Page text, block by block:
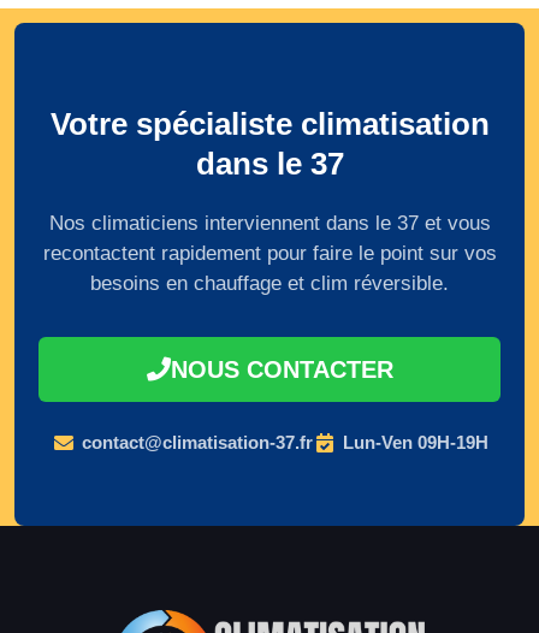
Votre spécialiste climatisation
dans le 37
Nos climaticiens interviennent dans le 37 et vous
recontactent rapidement pour faire le point sur vos
besoins en chauffage et clim réversible.
NOUS CONTACTER
contact@climatisation-37.fr Lun-Ven 09H-19H